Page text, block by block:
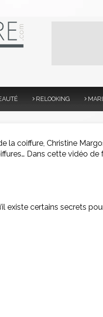
RELOOKING
la coiffure, Christine
Dans cette vidéo de
existe certains secrets